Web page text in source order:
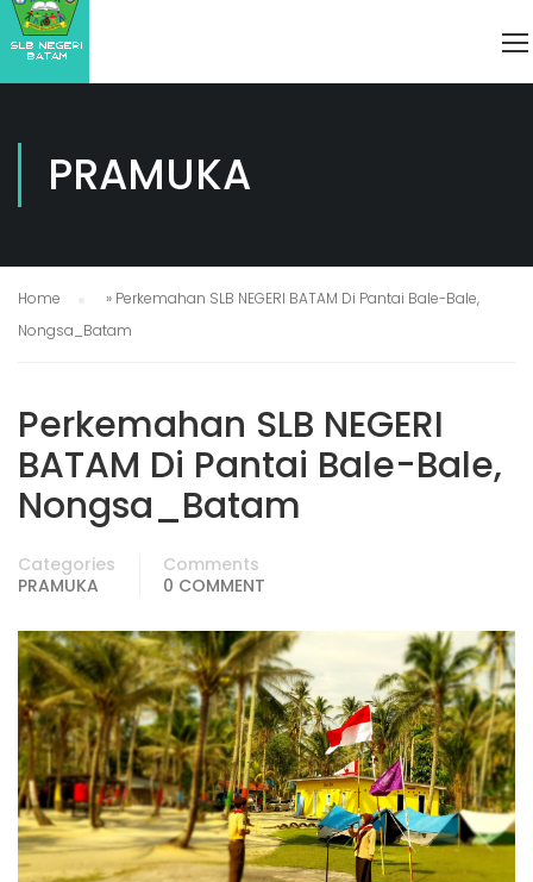
PRAMUKA
Home » Perkemahan SLB NEGERI BATAM Di Pantai Bale-Bale,
Nongsa_Batam
Perkemahan SLB NEGERI
BATAM Di Pantai Bale-Bale,
Nongsa_Batam
Categories
PRAMUKA
Comments
0 COMMENT